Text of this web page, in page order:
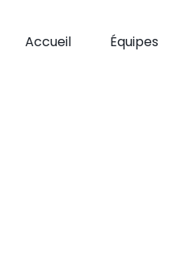
Accueil Équipes